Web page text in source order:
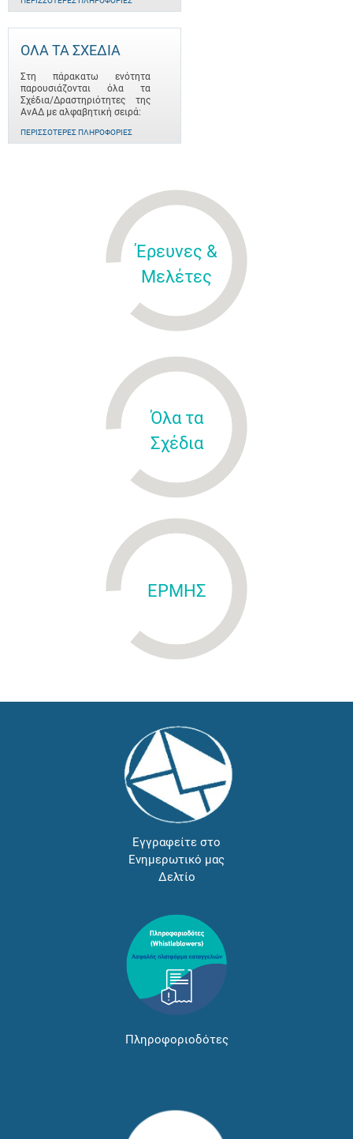
ΟΛΑ ΤΑ ΣΧΕΔΙΑ
Στη πάρακατω ενότητα
παρουσιάζονται όλα τα
Σχέδια/Δραστηριότητες της
ΑνΑΔ με αλφαβητική σειρά:
ΠΕΡΙΣΣΌΤΕΡΕΣ ΠΛΗΡΟΦΟΡΊΕΣ
Έρευνες &
Μελέτες
Όλα τα
Σχέδια
ΕΡΜΗΣ
Εγγραφείτε στο
Ενημερωτικό μας
Δελτίο
Πληροφοριοδότες